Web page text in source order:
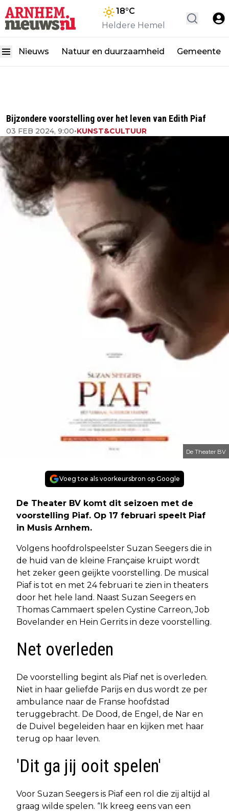
18°C
Heldere Hemel
Nieuws Natuur en duurzaamheid Gemeente
Bijzondere voorstelling over het leven van Edith Piaf
03 FEB 2024, 9:00•KUNST&CULTUUR
De Theater BV
Voeg toe als voorkeursbron op Google
De Theater BV komt dit seizoen met de
voorstelling Piaf. Op 17 februari speelt Piaf
in Musis Arnhem.
Volgens hoofdrolspeelster Suzan Seegers die in
de huid van de kleine Française kruipt wordt
het zeker geen geijkte voorstelling. De musical
Piaf is tot en met 24 februari te zien in theaters
door het hele land. Naast Suzan Seegers en
Thomas Cammaert spelen Cystine Carreon, Job
Bovelander en Hein Gerrits in deze voorstelling.
Net overleden
De voorstelling begint als Piaf net is overleden.
Niet in haar geliefde Parijs en dus wordt ze per
ambulance naar de Franse hoofdstad
teruggebracht. De Dood, de Engel, de Nar en
de Duivel begeleiden haar en kijken met haar
terug op haar leven.
'Dit ga jij ooit spelen'
Voor Suzan Seegers is Piaf een rol die zij altijd al
graag wilde spelen. “Ik kreeg eens van een